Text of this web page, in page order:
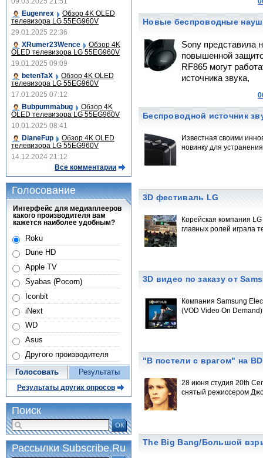
Новые беспроводные
Sony представила
повышенной
RF865 могут
источника звука,
Беспроводной источник
Известная своими
новинку для
3D фестиваль LG
Корейская компания
главных ролей играла
3D видео по заказу от
Компания Samsung
(VOD Video On
"В постели с врагом" на BD
28 июня студия 20th
снятый режиссером
The Big Bang/Большой
Eugenrex
Обзор 4K OLED
телевизора LG 55EG960V
29.01.2025 22:36
XRumer23Wence
Обзор 4K
OLED телевизора LG 55EG960V
19.01.2025 09:09
betenTaX
Обзор 4K OLED
телевизора LG 55EG960V
17.01.2025 07:12
Bubpummabug
Обзор 4K
OLED телевизора LG 55EG960V
10.01.2025 08:41
DianeFup
Обзор 4K OLED
телевизора LG 55EG960V
14.12.2024 21:12
Все комментарии
Голосование
Интерфейс для медиаплееров
какого производителя вам
кажется наиболее удобным?
Roku
Dune HD
Apple TV
Syabas (Pocorn)
Iconbit
iNext
WD
Asus
Другого производителя
Голосовать Результаты
Результаты других опросов
Поиск
ОК
Рассылки Subscribe.Ru